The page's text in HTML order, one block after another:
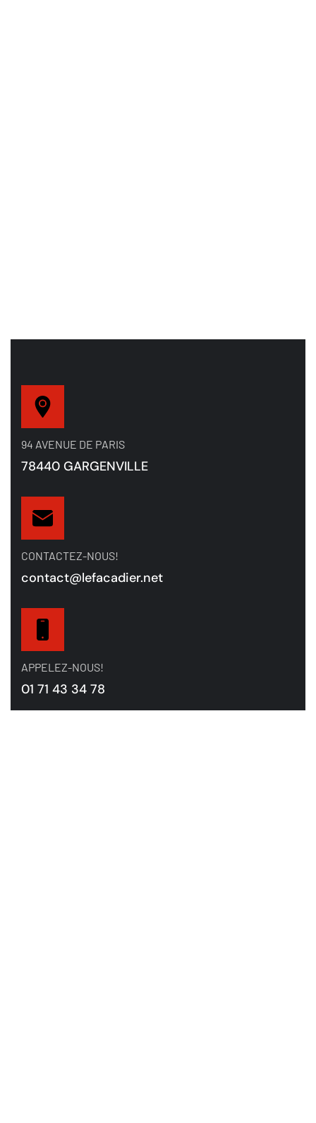
94 AVENUE DE PARIS
78440 GARGENVILLE
CONTACTEZ-NOUS!
contact@lefacadier.net
APPELEZ-NOUS!
01 71 43 34 78